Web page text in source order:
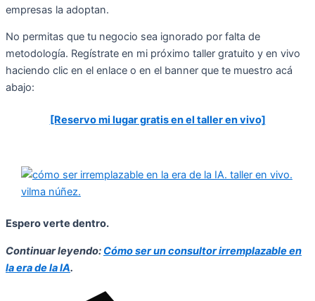
empresas la adoptan.
No permitas que tu negocio sea ignorado por falta de
metodología. Regístrate en mi próximo taller gratuito y en vivo
haciendo clic en el enlace o en el banner que te muestro acá
abajo:
[Reservo mi lugar gratis en el taller en vivo]
Espero verte dentro.
Continuar leyendo: Cómo ser un consultor irremplazable en
la era de la IA.